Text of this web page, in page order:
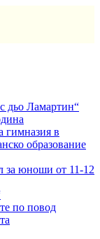
дьо Ламартин“
гимназия в
образование
за юноши от 11-12
по повод